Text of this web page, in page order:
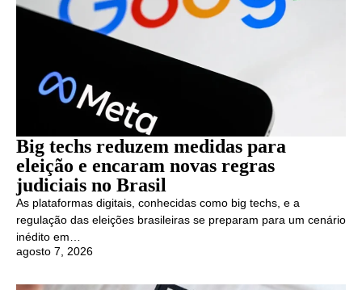
Big techs reduzem medidas para
eleição e encaram novas regras
judiciais no Brasil
As plataformas digitais, conhecidas como big techs, e a
regulação das eleições brasileiras se preparam para um cenário
inédito em…
agosto 7, 2026